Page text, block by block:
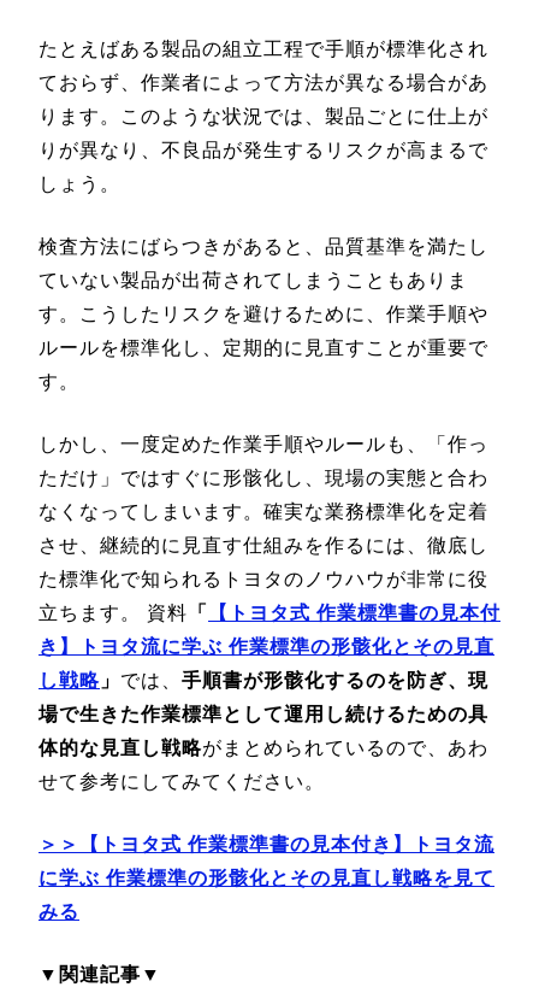
たとえばある製品の組立工程で手順が標準化され
ておらず、作業者によって方法が異なる場合があ
ります。このような状況では、製品ごとに仕上が
りが異なり、不良品が発生するリスクが高まるで
しょう。
検査方法にばらつきがあると、品質基準を満たし
ていない製品が出荷されてしまうこともありま
す。こうしたリスクを避けるために、作業手順や
ルールを標準化し、定期的に見直すことが重要で
す。
しかし、一度定めた作業手順やルールも、「作っ
ただけ」ではすぐに形骸化し、現場の実態と合わ
なくなってしまいます。確実な業務標準化を定着
させ、継続的に見直す仕組みを作るには、徹底し
た標準化で知られるトヨタのノウハウが非常に役
立ちます。 資料 「
【トヨタ式 作業標準書の見本付
き】トヨタ流に学ぶ 作業標準の形骸化とその見直
し戦略 」 では、 手順書が形骸化するのを防ぎ、現
場で生きた作業標準として運用し続けるための具
体的な見直し戦略がまとめられているので、あわ
せて参考にしてみてください。
＞＞【トヨタ式 作業標準書の見本付き】トヨタ流
に学ぶ 作業標準の形骸化とその見直し戦略を見て
みる
▼関連記事▼